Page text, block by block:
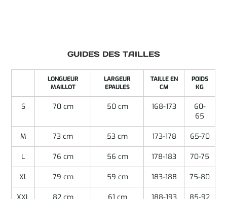
GUIDES DES TAILLES
LONGUEUR
MAILLOT
LARGEUR
EPAULES
TAILLE EN
CM
POIDS
KG
S 70 cm 50 cm 168-173
60-
65
M 73 cm 53 cm 173-178 65-70
L 76 cm 56 cm 178-183 70-75
XL 79 cm 59 cm 183-188 75-80